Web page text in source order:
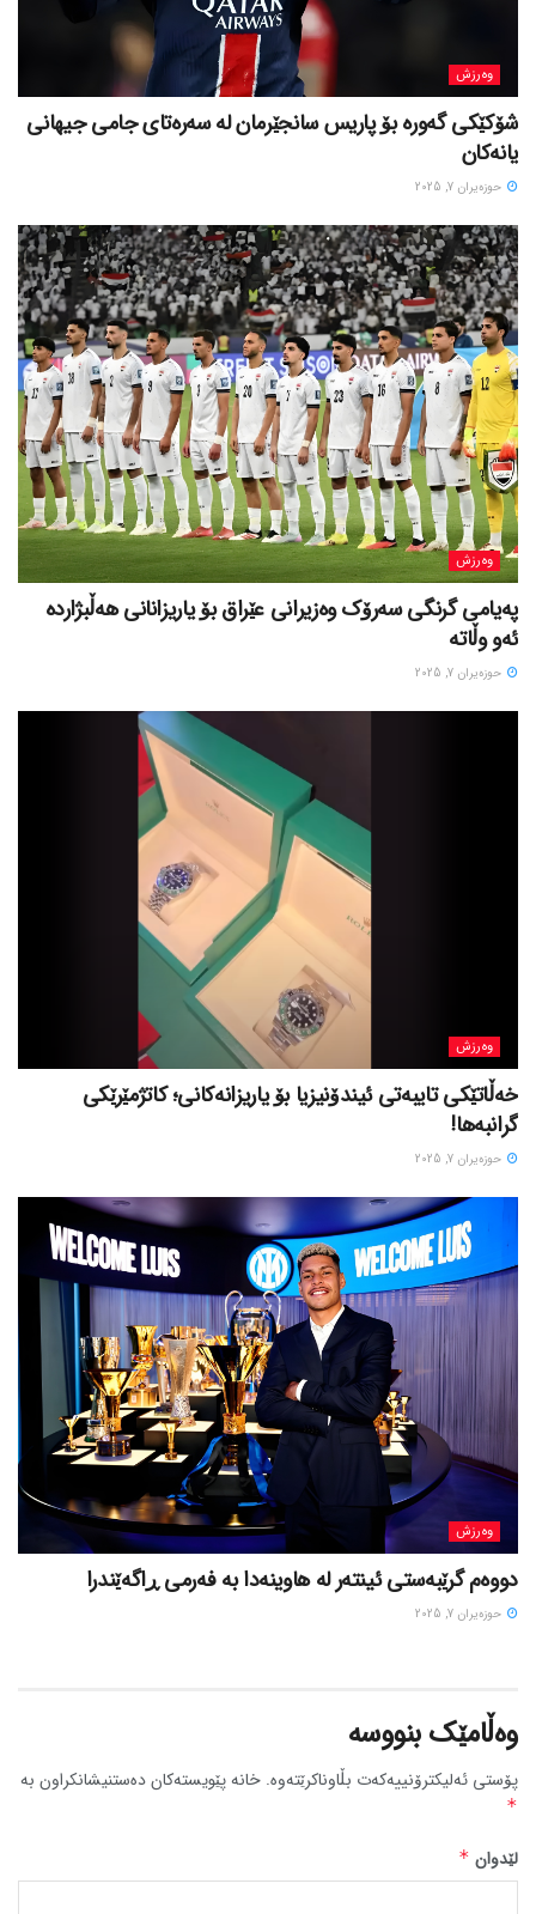
وەرزش
شۆکێکی گەورە بۆ پاریس سانجێرمان لە سەرەتای جامی جیهانی
یانەکان
حوزه‌یران 7, 2025
وەرزش
پەیامی گرنگی سەرۆک وەزیرانی عێراق بۆ یاریزانانی هەڵبژارده
ئەو وڵاتە
حوزه‌یران 7, 2025
وەرزش
خەڵاتێکی تایبەتی ئیندۆنیزیا بۆ یاریزانەکانی؛ کاتژمێرێکی
گرانبەها!
حوزه‌یران 7, 2025
وەرزش
دووەم گرێبەستی ئینتەر لە هاوینەدا بە فەرمی ڕاگەێندرا
حوزه‌یران 7, 2025
وەڵامێک بنووسە
پۆستی ئەلیکترۆنییەکەت بڵاوناکرێتەوە. خانە پێویستەکان دەستنیشانکراون بە
*
لێدوان *